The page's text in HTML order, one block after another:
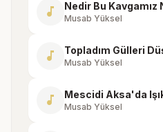
music_note Nedir Bu Kavgamız
Musab Yüksel
music_note Topladım Gülleri
Musab Yüksel
music_note Mescidi Aksa'da
Musab Yüksel